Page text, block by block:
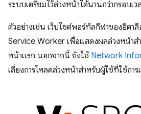
ระบบเตรียมไว้ล่วงหน้าได้นานกว่ากรอบเว
ตัวอย่างเช่น เว็บไซต์พอร์ทัลกีฬาของอิตาลี
Service Worker เพื่อแสดงผลล่วงหน้า
หน้าแรก นอกจากนี้ ยังใช้ Network
เลี่ยงการโหลดล่วงหน้าสำหรับผู้ใช้ที่ใช้กา